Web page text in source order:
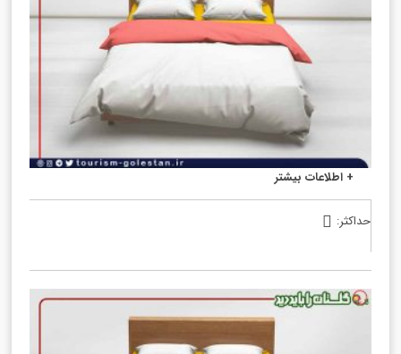
بومگردی دادا و دده – اتاق 110 متری
+ اطلاعات بیشتر
حداکثر: 